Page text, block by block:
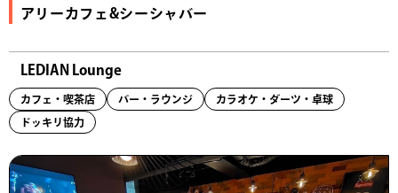
アリーカフェ&シーシャバー
LEDIAN Lounge
カフェ・喫茶店 バー・ラウンジ カラオケ・ダーツ・卓球
ドッキリ協力